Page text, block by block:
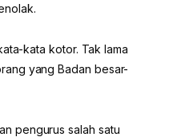
kata kotor. Tak lama
yang Badan besar-
pengurus salah satu